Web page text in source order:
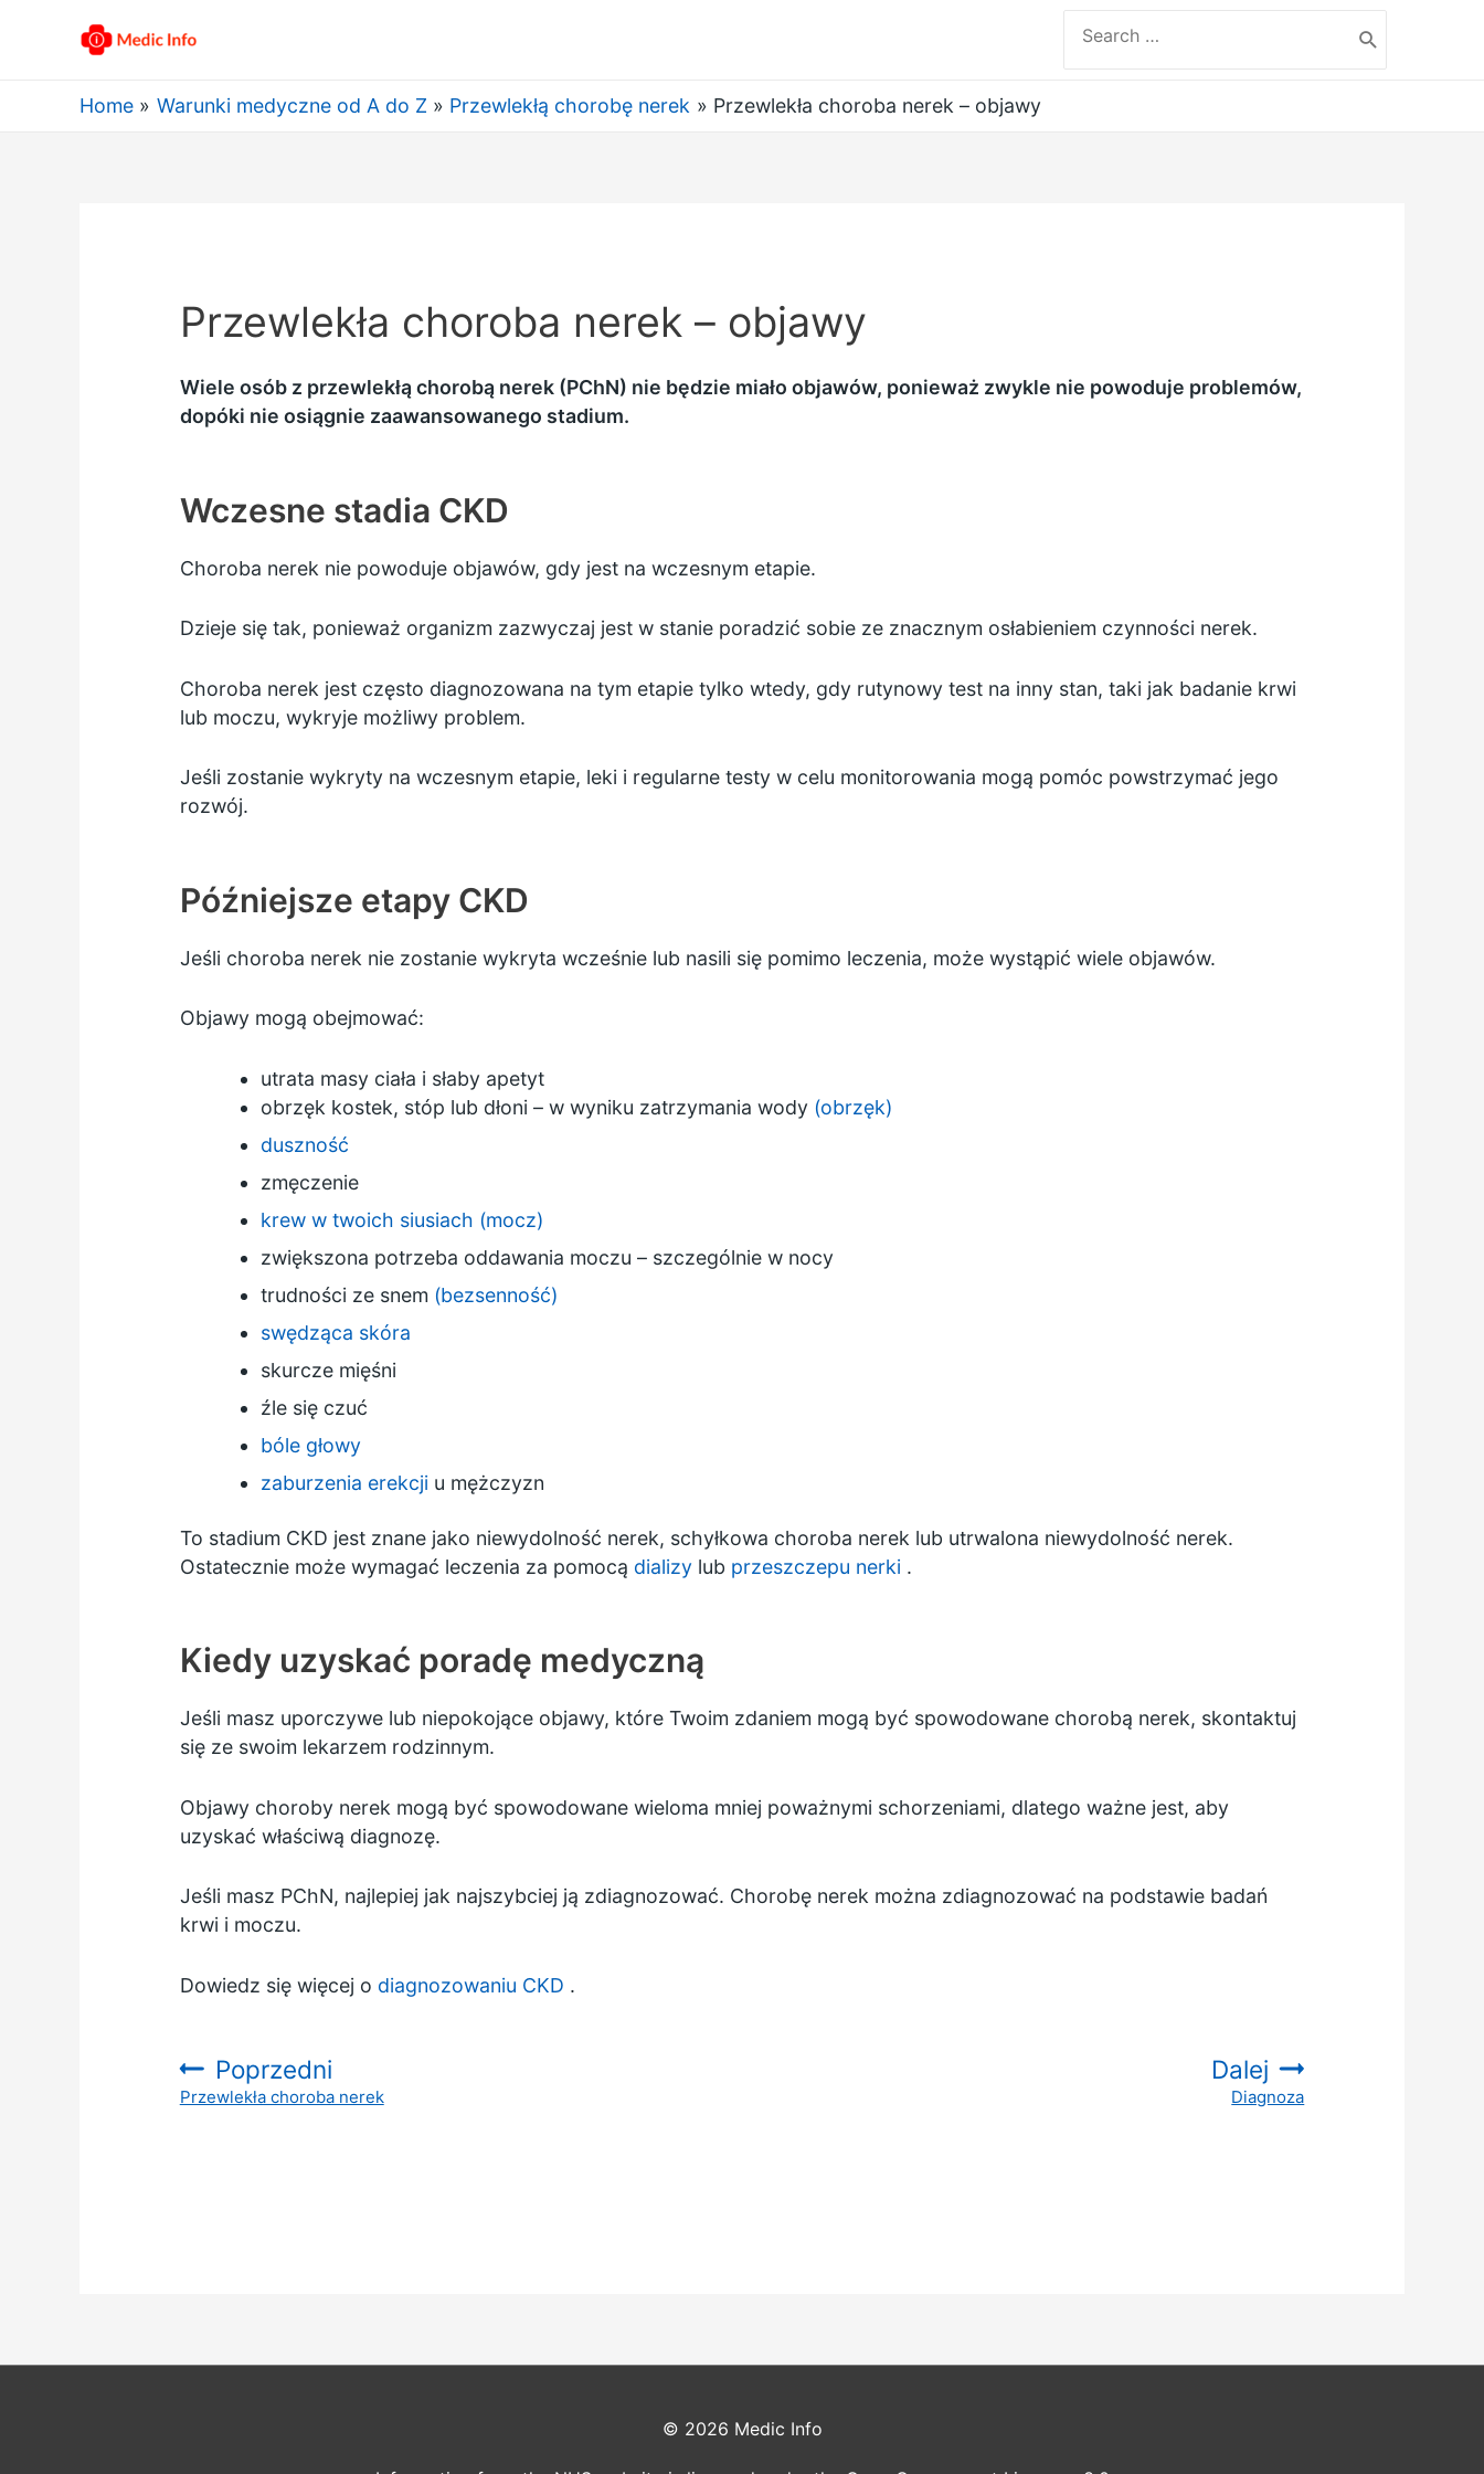
for:
Home Warunki medyczne od A do Z Przewlekłą chorobę nerek Przewlekła choroba nerek – objawy
Przewlekła choroba nerek – objawy
Wiele osób z przewlekłą chorobą nerek (PChN) nie będzie miało objawów, ponieważ zwykle nie powoduje problemów,
dopóki nie osiągnie zaawansowanego stadium.
Wczesne stadia CKD
Choroba nerek nie powoduje objawów, gdy jest na wczesnym etapie.
Dzieje się tak, ponieważ organizm zazwyczaj jest w stanie poradzić sobie ze znacznym osłabieniem czynności nerek.
Choroba nerek jest często diagnozowana na tym etapie tylko wtedy, gdy rutynowy test na inny stan, taki jak badanie krwi
lub moczu, wykryje możliwy problem.
Jeśli zostanie wykryty na wczesnym etapie, leki i regularne testy w celu monitorowania mogą pomóc powstrzymać jego
rozwój.
Późniejsze etapy CKD
Jeśli choroba nerek nie zostanie wykryta wcześnie lub nasili się pomimo leczenia, może wystąpić wiele objawów.
Objawy mogą obejmować:
utrata masy ciała i słaby apetyt
obrzęk kostek, stóp lub dłoni – w wyniku zatrzymania wody (obrzęk)
duszność
zmęczenie
krew w twoich siusiach (mocz)
zwiększona potrzeba oddawania moczu – szczególnie w nocy
trudności ze snem (bezsenność)
swędząca skóra
skurcze mięśni
źle się czuć
bóle głowy
zaburzenia erekcji u mężczyzn
To stadium CKD jest znane jako niewydolność nerek, schyłkowa choroba nerek lub utrwalona niewydolność nerek.
Ostatecznie może wymagać leczenia za pomocą dializylub przeszczepu nerki .
Kiedy uzyskać poradę medyczną
Jeśli masz uporczywe lub niepokojące objawy, które Twoim zdaniem mogą być spowodowane chorobą nerek, skontaktuj
się ze swoim lekarzem rodzinnym.
Objawy choroby nerek mogą być spowodowane wieloma mniej poważnymi schorzeniami, dlatego ważne jest, aby
uzyskać właściwą diagnozę.
Jeśli masz PChN, najlepiej jak najszybciej ją zdiagnozować. Chorobę nerek można zdiagnozować na podstawie badań
krwi i moczu.
Dowiedz się więcej o diagnozowaniu CKD .
Poprzedni
:Przewlekła choroba nerek
Dalej
:
Diagnoza
© 2026 Medic Info